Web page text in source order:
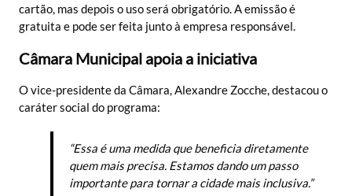
cartão, mas depois o uso será obrigatório. A emissão é
gratuita e pode ser feita junto à empresa responsável.
Câmara Municipal apoia a iniciativa
O vice-presidente da Câmara, Alexandre Zocche, destacou o
caráter social do programa:
“Essa é uma medida que beneficia diretamente
quem mais precisa. Estamos dando um passo
importante para tornar a cidade mais inclusiva.”